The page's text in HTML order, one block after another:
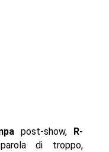
post-show,
R-
di troppo,